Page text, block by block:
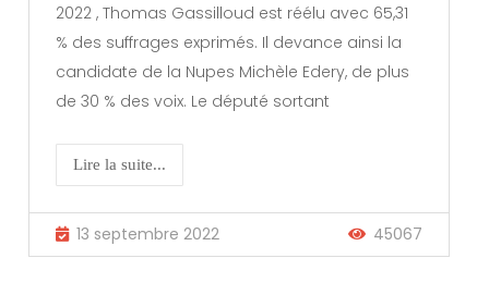
2022 , Thomas Gassilloud est réélu avec 65,31
% des suffrages exprimés. Il devance ainsi la
candidate de la Nupes Michèle Edery, de plus
de 30 % des voix. Le député sortant
Lire la suite...
13 septembre 2022 45067